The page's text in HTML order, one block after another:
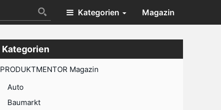
Kategorien Magazin
Kategorien
PRODUKTMENTOR Magazin
Auto
Baumarkt